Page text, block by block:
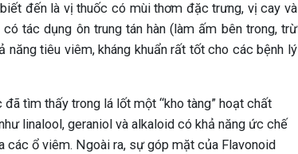
đến là vị thuốc có mùi thơm đặc trưng, vị cay và
tác dụng ôn trung tán hàn (làm ấm bên trong, trừ
năng tiêu viêm, kháng khuẩn rất tốt cho các bệnh lý
tìm thấy trong lá lốt một “kho tàng” hoạt chất
linalool, geraniol và alkaloid có khả năng ức chế
các ổ viêm. Ngoài ra, sự góp mặt của Flavonoid